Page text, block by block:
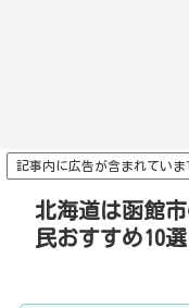
記事内に広告が含まれていま
北海道は函館
民おすすめ10選